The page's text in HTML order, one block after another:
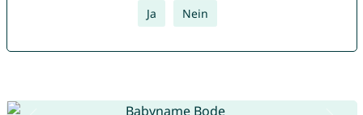
Ja Nein